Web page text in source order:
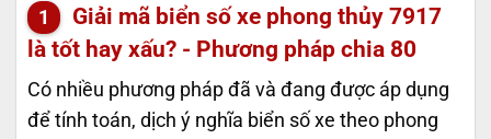
Giải mã biển số xe phong thủy 7917
là tốt hay xấu? - Phương pháp chia 80
Có nhiều phương pháp đã và đang được áp dụng
để tính toán, dịch ý nghĩa biển số xe theo phong